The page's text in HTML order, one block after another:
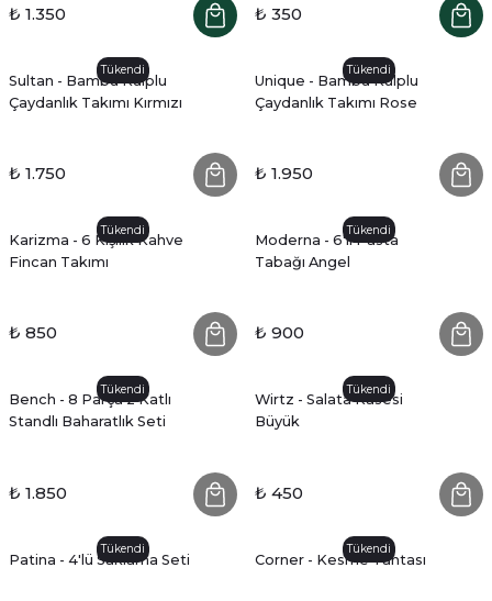
₺ 1.350 ₺ 350
Tükendi
Sultan - Bambu Kulplu
Çaydanlık Takımı Kırmızı
₺ 1.750
Tükendi
Unique - Bambu Kulplu
Çaydanlık Takımı Rose
₺ 1.950
Tükendi
Karizma - 6 Kişilik Kahve
Fincan Takımı
₺ 850
Tükendi
Moderna - 6'lı Pasta
Tabağı Angel
₺ 900
Tükendi
Bench - 8 Parça 2 Katlı
Standlı Baharatlık Seti
₺ 1.850
Tükendi
Wirtz - Salata Kasesi
Büyük
₺ 450
Tükendi
Patina - 4'lü Saklama Seti
Tükendi
Corner - Kesme Tahtası